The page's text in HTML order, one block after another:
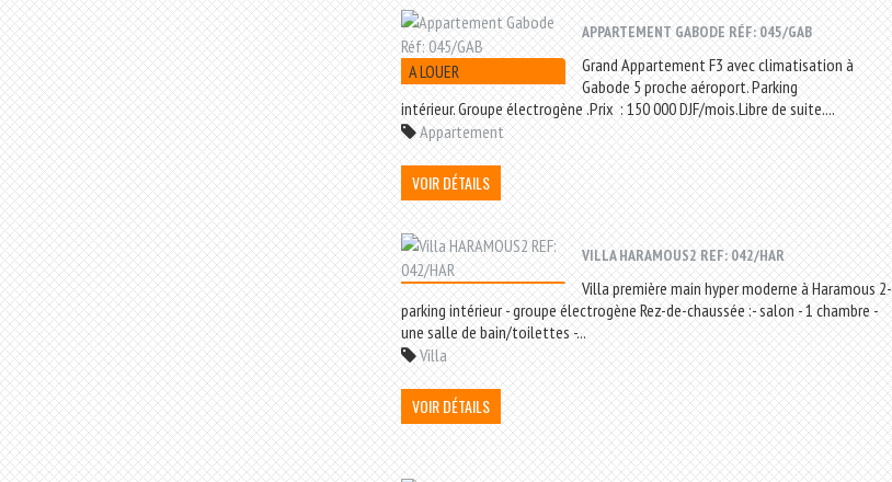
A LOUER
APPARTEMENT GABODE RÉF: 045/GAB
Grand Appartement F3 avec climatisation à
Gabode 5 proche aéroport. Parking
intérieur. Groupe électrogène .Prix : 150 000 DJF/mois.Libre de suite....
Appartement
VOIR DÉTAILS
VILLA HARAMOUS2 REF: 042/HAR
Villa première main hyper moderne à Haramous 2-
parking intérieur - groupe électrogène Rez-de-chaussée :- salon - 1 chambre -
une salle de bain/toilettes -...
Villa
VOIR DÉTAILS